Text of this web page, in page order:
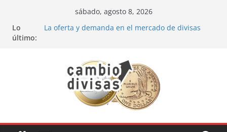
contenido
sábado, agosto 8, 2026
Lo
último:
La oferta y demanda en el mercado de divisas
Oportunidades de inversión en el sector petrolero
en 2024
Los bancos más recomendados para invertir en
Estrategia de los soldados Forex